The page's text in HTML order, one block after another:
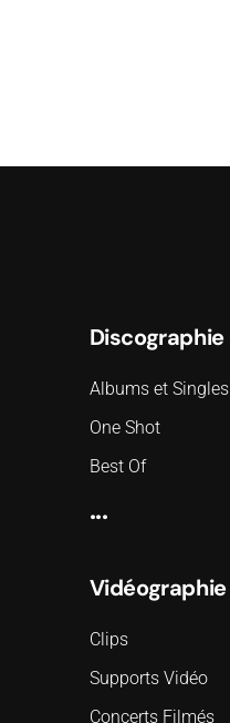
Discographie
Albums et Singles
One Shot
Best Of
...
Vidéographie
Clips
Supports Vidéo
Concerts Filmés